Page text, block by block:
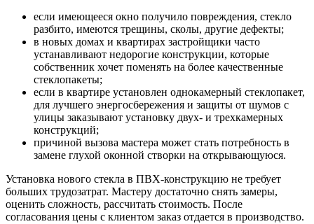
если имеющееся окно получило повреждения, стекло
разбито, имеются трещины, сколы, другие дефекты;
в новых домах и квартирах застройщики часто
устанавливают недорогие конструкции, которые
собственник хочет поменять на более качественные
стеклопакеты;
если в квартире установлен однокамерный стеклопакет,
для лучшего энергосбережения и защиты от шумов с
улицы заказывают установку двух- и трехкамерных
конструкций;
причиной вызова мастера может стать потребность в
замене глухой оконной створки на открывающуюся.
Установка нового стекла в ПВХ-конструкцию не требует
больших трудозатрат. Мастеру достаточно снять замеры,
оценить сложность, рассчитать стоимость. После
согласования цены с клиентом заказ отдается в производство.